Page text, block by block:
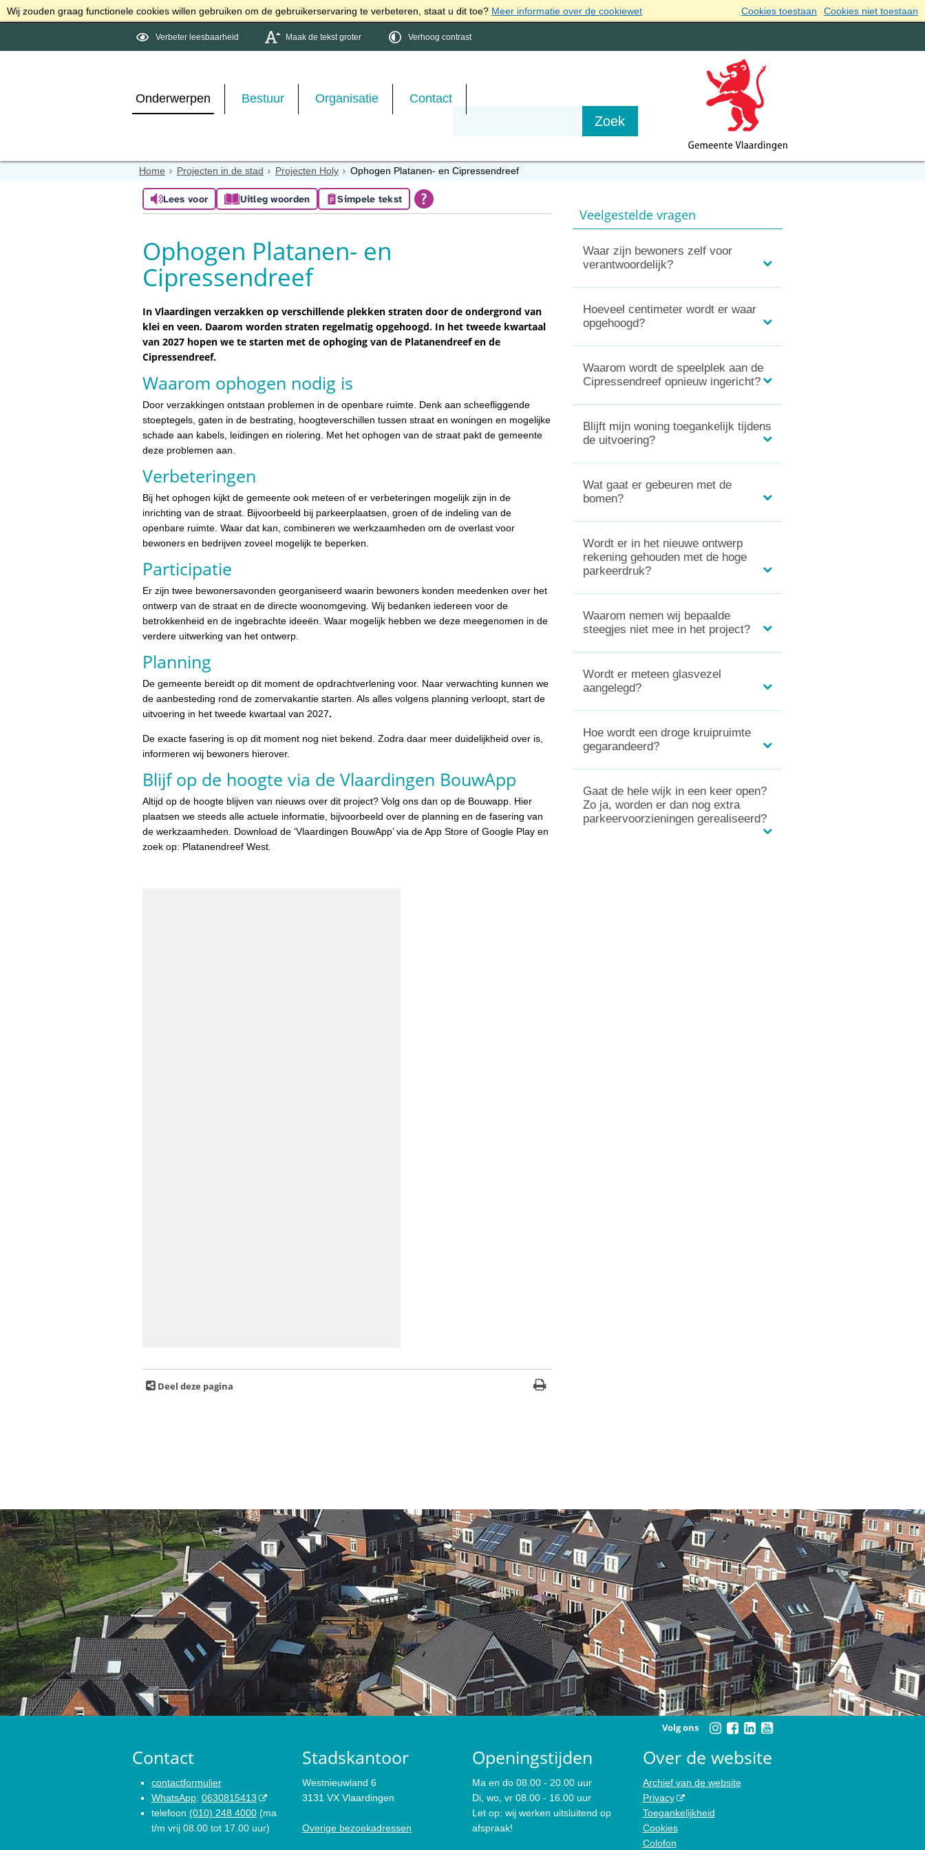
Wij zouden graag functionele cookies willen gebruiken om de gebruikerservaring te verbeteren, staat u dit toe? Meer informatie over de cookiewet Cookies toestaan Cookies niet toestaan
Verbeter leesbaarheid Maak de tekst groter Verhoog contrast
Onderwerpen Bestuur Organisatie Contact
Home Projecten in de stad Projecten Holy Ophogen Platanen- en Cipressendreef
Lees voor Uitleg woorden Simpele tekst
Ophogen Platanen- en
Cipressendreef
In Vlaardingen verzakken op verschillende plekken straten door de ondergrond van
klei en veen. Daarom worden straten regelmatig opgehoogd. In het tweede kwartaal
van 2027 hopen we te starten met de ophoging van de Platanendreef en de
Cipressendreef.
Waarom ophogen nodig is
Door verzakkingen ontstaan problemen in de openbare ruimte. Denk aan scheefliggende
stoeptegels, gaten in de bestrating, hoogteverschillen tussen straat en woningen en mogelijke
schade aan kabels, leidingen en riolering. Met het ophogen van de straat pakt de gemeente
deze problemen aan.
Verbeteringen
Bij het ophogen kijkt de gemeente ook meteen of er verbeteringen mogelijk zijn in de
inrichting van de straat. Bijvoorbeeld bij parkeerplaatsen, groen of de indeling van de
openbare ruimte. Waar dat kan, combineren we werkzaamheden om de overlast voor
bewoners en bedrijven zoveel mogelijk te beperken.
Participatie
Er zijn twee bewonersavonden georganiseerd waarin bewoners konden meedenken over het
ontwerp van de straat en de directe woonomgeving. Wij bedanken iedereen voor de
betrokkenheid en de ingebrachte ideeën. Waar mogelijk hebben we deze meegenomen in de
verdere uitwerking van het ontwerp.
Planning
De gemeente bereidt op dit moment de opdrachtverlening voor. Naar verwachting kunnen we
de aanbesteding rond de zomervakantie starten. Als alles volgens planning verloopt, start de
uitvoering in het tweede kwartaal van 2027.
De exacte fasering is op dit moment nog niet bekend. Zodra daar meer duidelijkheid over is,
informeren wij bewoners hierover.
Blijf op de hoogte via de Vlaardingen BouwApp
Altijd op de hoogte blijven van nieuws over dit project? Volg ons dan op de Bouwapp. Hier
plaatsen we steeds alle actuele informatie, bijvoorbeeld over de planning en de fasering van
de werkzaamheden. Download de ‘Vlaardingen BouwApp’ via de App Store of Google Play en
zoek op: Platanendreef West.
Deel deze pagina
Veelgestelde vragen
Waar zijn bewoners zelf voor
verantwoordelijk?
Hoeveel centimeter wordt er waar
opgehoogd?
Waarom wordt de speelplek aan de
Cipressendreef opnieuw ingericht?
Blijft mijn woning toegankelijk tijdens
de uitvoering?
Wat gaat er gebeuren met de
bomen?
Wordt er in het nieuwe ontwerp
rekening gehouden met de hoge
parkeerdruk?
Waarom nemen wij bepaalde
steegjes niet mee in het project?
Wordt er meteen glasvezel
aangelegd?
Hoe wordt een droge kruipruimte
gegarandeerd?
Gaat de hele wijk in een keer open?
Zo ja, worden er dan nog extra
parkeervoorzieningen gerealiseerd?
Volg ons
Contact
contactformulier
WhatsApp: 0630815413
telefoon (010) 248 4000 (ma
t/m vrij 08.00 tot 17.00 uur)
Stadskantoor
Westnieuwland 6
3131 VX Vlaardingen
Overige bezoekadressen
Openingstijden
Ma en do 08.00 - 20.00 uur
Di, wo, vr 08.00 - 16.00 uur
Let op: wij werken uitsluitend op
afspraak!
Over de website
Archief van de website
Privacy
Toegankelijkheid
Cookies
Colofon